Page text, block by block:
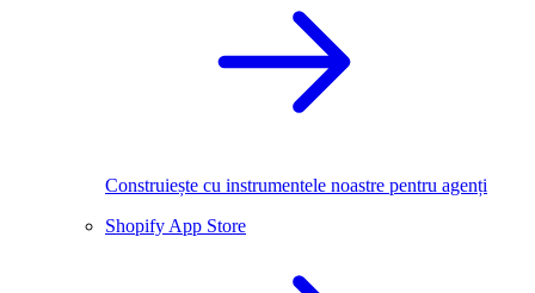
Construiește cu instrumentele noastre pentru agenți
Shopify App Store